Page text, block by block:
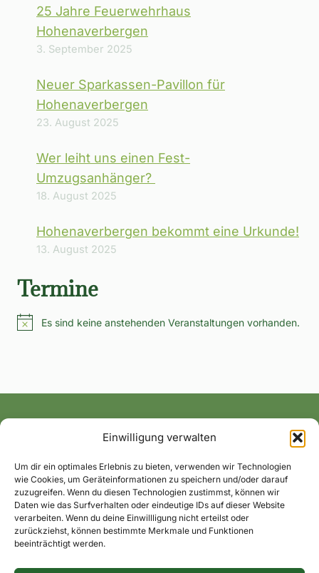
Einwilligung verwalten
Um dir ein optimales Erlebnis zu bieten, verwenden wir Technologien
wie Cookies, um Geräteinformationen zu speichern und/oder darauf
zuzugreifen. Wenn du diesen Technologien zustimmst, können wir
Daten wie das Surfverhalten oder eindeutige IDs auf dieser Website
verarbeiten. Wenn du deine Einwillligung nicht erteilst oder
zurückziehst, können bestimmte Merkmale und Funktionen
beeinträchtigt werden.
25 Jahre Feuerwehrhaus
Hohenaverbergen
3. September 2025
Neuer Sparkassen-Pavillon für
Hohenaverbergen
23. August 2025
Wer leiht uns einen Fest-
Umzugsanhänger?
18. August 2025
Hohenaverbergen bekommt eine Urkunde!
13. August 2025
Termine
HinweisEs sind keine anstehenden Veranstaltungen vorhanden.
Alle News und Termine ins Postfach!